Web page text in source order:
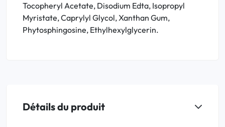
Tocopheryl Acetate, Disodium Edta, Isopropyl
Myristate, Caprylyl Glycol, Xanthan Gum,
Phytosphingosine, Ethylhexylglycerin.
Détails du produit